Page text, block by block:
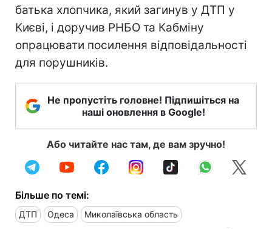
батька хлопчика, який загинув у ДТП у
Києві, і доручив РНБО та Кабміну
опрацювати посилення відповідальності
для порушників.
Не пропустіть головне! Підпишіться на
наші оновлення в Google!
Або читайте нас там, де вам зручно!
Більше по темі:
ДТП Одеса Миколаївська область